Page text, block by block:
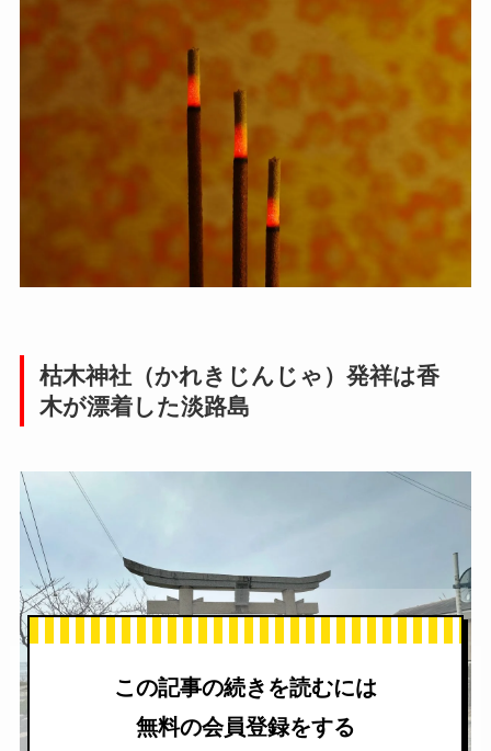
枯木神社（かれきじんじゃ）発祥は香
木が漂着した淡路島
この記事の続きを読むには
無料の会員登録をする